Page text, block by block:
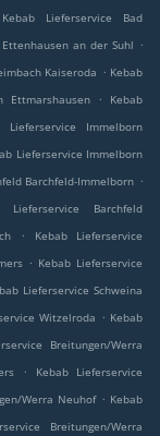
Kebab Lieferservice Bad
an der Suhl .
Kaiseroda . Kebab
Ettmarshausen .
Kebab
Lieferservice Immelborn
Lieferservice Immelborn
Barchfeld-Immelborn .
Lieferservice Barchfeld
.
Kebab Lieferservice
. Kebab Lieferservice
Lieferservice Schweina
Witzelroda . Kebab
Breitungen/Werra
.
Kebab Lieferservice
Werra Neuhof . Kebab
Breitungen/Werra